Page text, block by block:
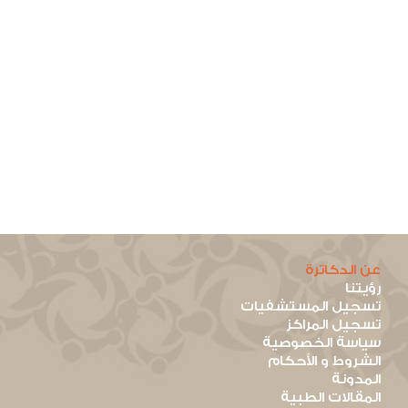
عن الدكاترة
رؤيتنا
تسجيل المستشفيات
تسجيل المراكز
سياسة الخصوصية
الشروط و الأحكام
المدونة
المقالات الطبية